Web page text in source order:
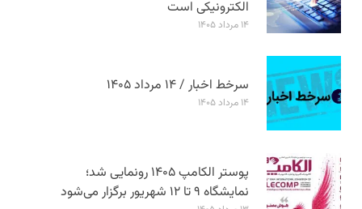
الکترونیکی است
۱۴ مرداد ۱۴۰۵
سرخط اخبار / ۱۴ مرداد ۱۴۰۵
۱۴ مرداد ۱۴۰۵
پوستر الکامپ ۱۴۰۵ رونمایی شد؛
نمایشگاه ۹ تا ۱۲ شهریور برگزار می‌شود